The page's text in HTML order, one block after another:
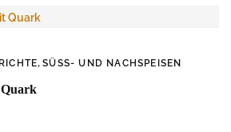
,SÜSS- UND NACHSPEISEN
Quark